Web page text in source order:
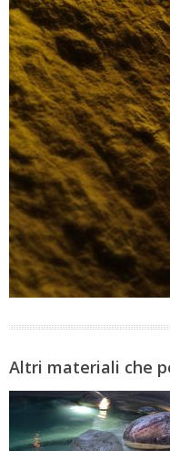
Altri materiali che